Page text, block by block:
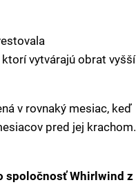
ktorí vytvárajú obrat vyšší
v rovnaký mesiac, keď
pred jej krachom.
spoločnosť Whirlwind z